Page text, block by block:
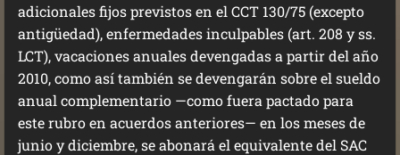
adicionales fijos previstos en el CCT 130/75 (excepto
antigüedad), enfermedades inculpables (art. 208 y ss.
LCT), vacaciones anuales devengadas a partir del año
2010, como así también se devengarán sobre el sueldo
anual complementario —como fuera pactado para
este rubro en acuerdos anteriores— en los meses de
junio y diciembre, se abonará el equivalente del SAC